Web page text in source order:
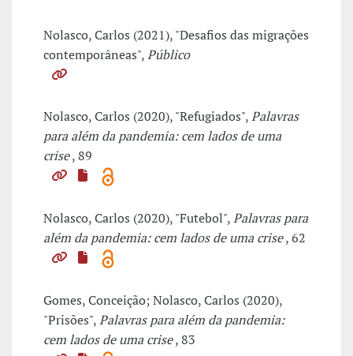
Nolasco, Carlos (2021), "Desafios das migrações
contemporâneas",Público
Nolasco, Carlos (2020), "Refugiados",Palavras
para além da pandemia: cem lados de uma
crise, 89
Nolasco, Carlos (2020), "Futebol",Palavras para
além da pandemia: cem lados de uma crise, 62
Gomes, Conceição; Nolasco, Carlos (2020),
"Prisões",Palavras para além da pandemia:
cem lados de uma crise, 83